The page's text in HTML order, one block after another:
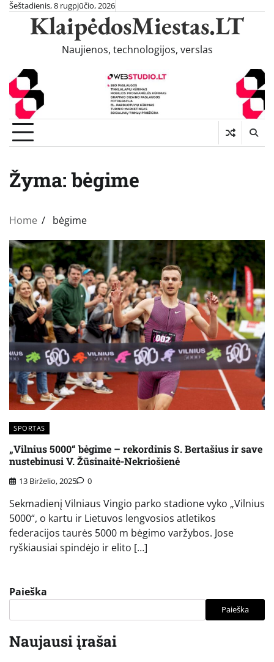
Skip
content
Šeštadienis, 8 rugpjūčio, 2026
KlaipėdosMiestas.LT
Naujienos, technologijos, verslas
Žyma:bėgime
Home bėgime
SPORTAS
„Vilnius 5000“ bėgime – rekordinis S. Bertašius ir save
nustebinusi V. Žūsinaitė-Nekriošienė
13 Birželio, 2025 0
Sekmadienį Vilniaus Vingio parko stadione vyko „Vilnius
5000“, o kartu ir Lietuvos lengvosios atletikos
federacijos taurės 5000 m bėgimo varžybos. Jose
ryškiausiai spindėjo ir elito […]
Paieška
Paieška
Naujausi įrašai